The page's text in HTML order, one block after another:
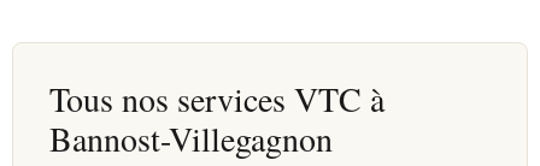
Tous nos services VTC à
Bannost-Villegagnon